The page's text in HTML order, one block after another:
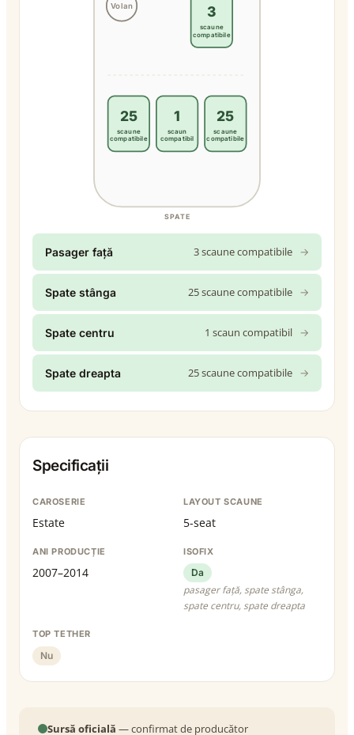
Volan
SPATE
3
scaune
compatibile
25
scaune
compatibile
1
scaun
compatibil
25
scaune
compatibile
Pasager față 3 scaune compatibile →
Spate stânga 25 scaune compatibile →
Spate centru 1 scaun compatibil →
Spate dreapta 25 scaune compatibile →
Specificații
CAROSERIE
Estate
LAYOUT SCAUNE
5-seat
ANI PRODUCȚIE
2007–2014
ISOFIX
Da
pasager față, spate stânga,
spate centru, spate dreapta
TOP TETHER
Nu
Sursă oficială — confirmat de producător